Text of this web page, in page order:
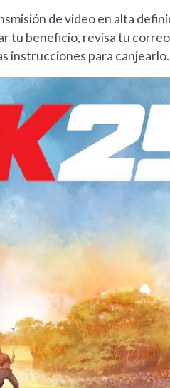
de video en alta
tu beneficio, revisa tu
instrucciones para canjearlo.